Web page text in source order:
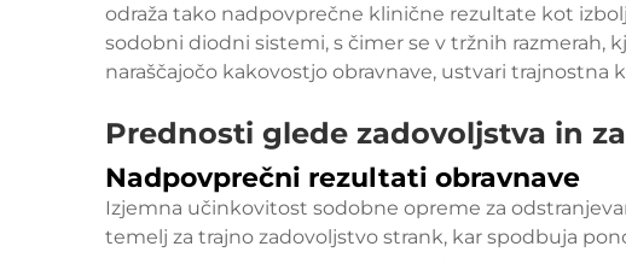
odraža tako nadpovprečne klinične rezultate kot
sodobni diodni sistemi, s čimer se v tržnih razmerah,
naraščajočo kakovostjo obravnave, ustvari trajnostna
Prednosti glede zadovoljstva in
Nadpovprečni rezultati obravnave
Izjemna učinkovitost sodobne opreme za
temelj za trajno zadovoljstvo strank, kar spodbuja